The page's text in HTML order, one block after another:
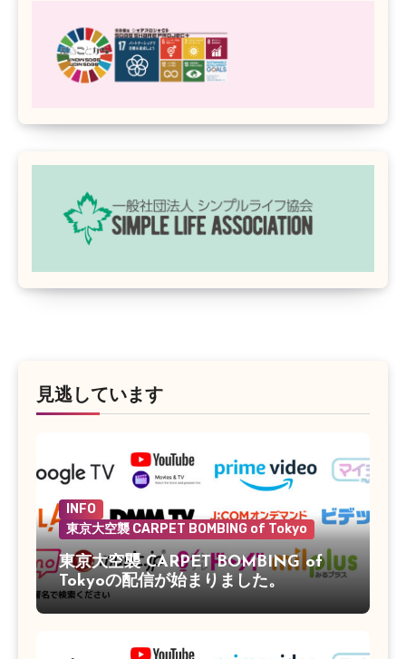
見逃しています
INFO
東京大空襲 CARPET BOMBING of Tokyo
東京大空襲 CARPET BOMBING of
Tokyoの配信が始まりました。